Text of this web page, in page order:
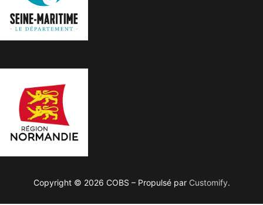
Copyright © 2026 COBS – Propulsé par Customify.